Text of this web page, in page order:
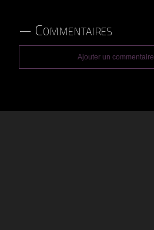
Commentaires
Ajouter un commentaire